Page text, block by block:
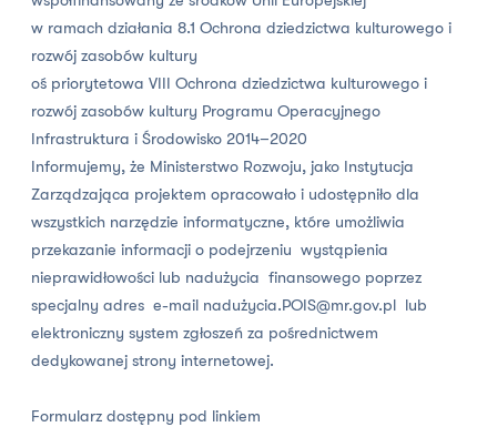
w ramach działania 8.1 Ochrona dziedzictwa kulturowego i
rozwój zasobów kultury
oś priorytetowa VIII Ochrona dziedzictwa kulturowego i
rozwój zasobów kultury Programu Operacyjnego
Infrastruktura i Środowisko 2014–2020
Informujemy, że Ministerstwo Rozwoju, jako Instytucja
Zarządzająca projektem opracowało i udostępniło dla
wszystkich narzędzie informatyczne, które umożliwia
przekazanie informacji o podejrzeniu wystąpienia
nieprawidłowości lub nadużycia finansowego poprzez
specjalny adres e-mail nadużycia.POIS@mr.gov.pl lub
elektroniczny system zgłoszeń za pośrednictwem
dedykowanej strony internetowej.
Formularz dostępny pod linkiem